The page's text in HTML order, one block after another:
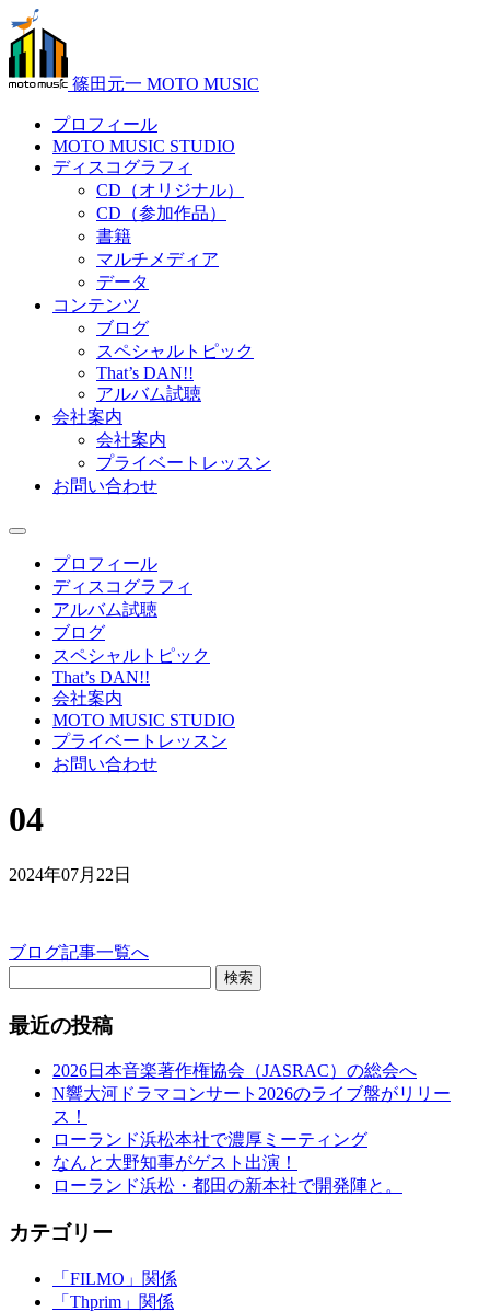
篠田元一 MOTO MUSIC
プロフィール
MOTO MUSIC STUDIO
ディスコグラフィ
CD（オリジナル）
CD（参加作品）
書籍
マルチメディア
データ
コンテンツ
ブログ
スペシャルトピック
That’s DAN!!
アルバム試聴
会社案内
会社案内
プライベートレッスン
お問い合わせ
プロフィール
ディスコグラフィ
アルバム試聴
ブログ
スペシャルトピック
That’s DAN!!
会社案内
MOTO MUSIC STUDIO
プライベートレッスン
お問い合わせ
04
2024年07月22日
ブログ記事一覧へ
検索
最近の投稿
2026日本音楽著作権協会（JASRAC）の総会へ
N響大河ドラマコンサート2026のライブ盤がリリー
ス！
ローランド浜松本社で濃厚ミーティング
なんと大野知事がゲスト出演！
ローランド浜松・都田の新本社で開発陣と。
カテゴリー
「FILMO」関係
「Thprim」関係